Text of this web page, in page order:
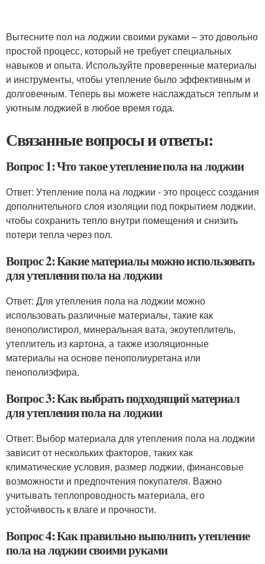
Вытесните пол на лоджии своими руками – это довольно
простой процесс, который не требует специальных
навыков и опыта. Используйте проверенные материалы
и инструменты, чтобы утепление было эффективным и
долговечным. Теперь вы можете наслаждаться теплым и
уютным лоджией в любое время года.
Связанные вопросы и ответы:
Вопрос 1: Что такое утепление пола на лоджии
Ответ: Утепление пола на лоджии - это процесс создания
дополнительного слоя изоляции под покрытием лоджии,
чтобы сохранить тепло внутри помещения и снизить
потери тепла через пол.
Вопрос 2: Какие материалы можно использовать
для утепления пола на лоджии
Ответ: Для утепления пола на лоджии можно
использовать различные материалы, такие как
пенополистирол, минеральная вата, экоутеплитель,
утеплитель из картона, а также изоляционные
материалы на основе пенополиуретана или
пенополиэфира.
Вопрос 3: Как выбрать подходящий материал
для утепления пола на лоджии
Ответ: Выбор материала для утепления пола на лоджии
зависит от нескольких факторов, таких как
климатические условия, размер лоджии, финансовые
возможности и предпочтения покупателя. Важно
учитывать теплопроводность материала, его
устойчивость к влаге и прочности.
Вопрос 4: Как правильно выполнить утепление
пола на лоджии своими руками